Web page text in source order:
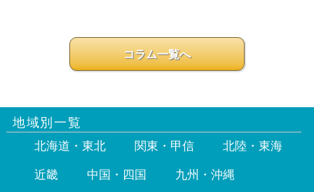
コラム一覧へ
地域別一覧
北海道・東北 関東・甲信 北陸・東海
近畿 中国・四国 九州・沖縄